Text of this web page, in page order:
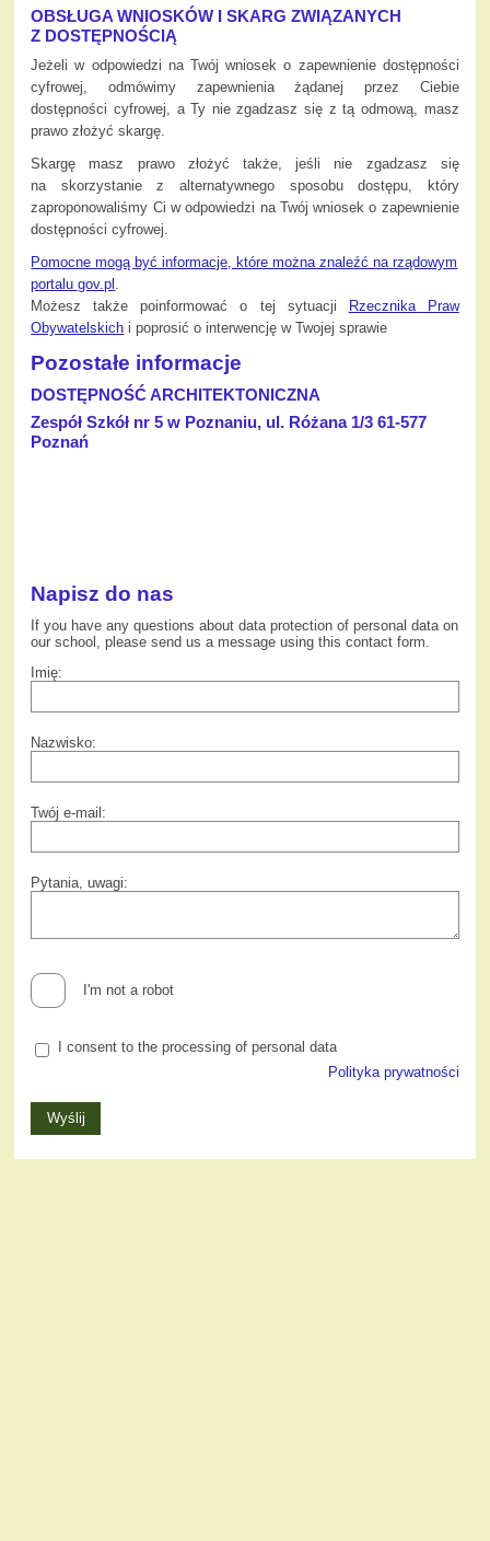
OBSŁUGA WNIOSKÓW I SKARG ZWIĄZANYCH
Z DOSTĘPNOŚCIĄ
Jeżeli w odpowiedzi na Twój wniosek o zapewnienie dostępności
cyfrowej, odmówimy zapewnienia żądanej przez Ciebie
dostępności cyfrowej, a Ty nie zgadzasz się z tą odmową, masz
prawo złożyć skargę.
Skargę masz prawo złożyć także, jeśli nie zgadzasz się
na skorzystanie z alternatywnego sposobu dostępu, który
zaproponowaliśmy Ci w odpowiedzi na Twój wniosek o zapewnienie
dostępności cyfrowej.
Pomocne mogą być informacje, które można znaleźć na rządowym
portalu gov.pl
Możesz także poinformować o tej sytuacji Rzecznika Praw
Obywatelskich i poprosić o interwencję w Twojej sprawie
Pozostałe informacje
DOSTĘPNOŚĆ ARCHITEKTONICZNA
Zespół Szkół nr 5 w Poznaniu, ul. Różana 1/3 61-577
Poznań
Napisz do nas
If you have any questions about data protection of personal data on
our school, please send us a message using this contact form.
Imię:
Nazwisko:
Twój e-mail:
Pytania, uwagi:
I'm not a robot
I consent to the processing of personal data
Polityka prywatności